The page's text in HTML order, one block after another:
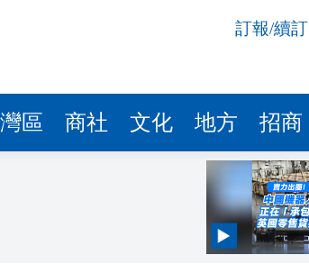
訂報/續訂
灣區 商社 文化 地方 招商
04:29